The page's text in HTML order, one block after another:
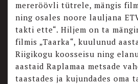
mereröövli tütrele, mängis
ning osales noore lauljana
takti ette“. Hiljem on ta
filmis „Taarka“, kuulunud
Riigikogu koosseisu ning
aastaid Raplamaa metsade
taastades ja kujundades oma